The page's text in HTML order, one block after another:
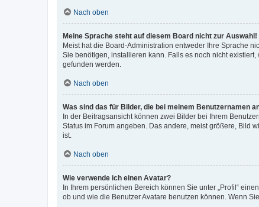
Nach oben
Meine Sprache steht auf diesem Board nicht zur Auswahl!
Meist hat die Board-Administration entweder Ihre Sprache
Sie benötigen, installieren kann. Falls es noch nicht
gefunden werden.
Nach oben
Was sind das für Bilder, die bei meinem Benutzernamen
In der Beitragsansicht können zwei Bilder bei Ihrem
Status im Forum angeben. Das andere, meist größere, Bild
ist.
Nach oben
Wie verwende ich einen Avatar?
In Ihrem persönlichen Bereich können Sie unter „Profil“
ob und wie die Benutzer Avatare benutzen können. Wenn